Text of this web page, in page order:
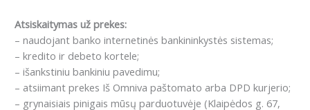
Atsiskaitymas už prekes:
– naudojant banko internetinės bankininkystės sistemas;
– kredito ir debeto kortele;
– išankstiniu bankiniu pavedimu;
– atsiimant prekes Iš Omniva paštomato arba DPD kurjerio;
– grynaisiais pinigais mūsų parduotuvėje (Klaipėdos g. 67,